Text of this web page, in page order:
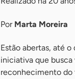
Por Marta Moreira
Estão abertas, até
iniciativa que
reconhecimento do